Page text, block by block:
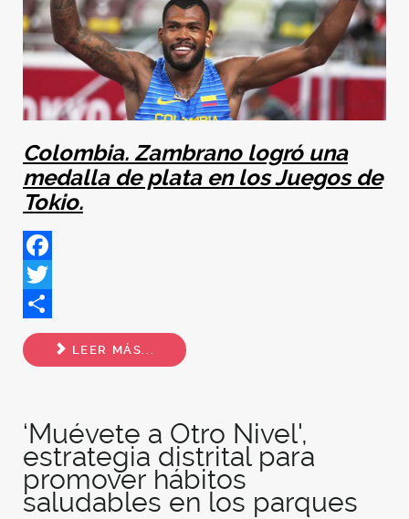
Colombia. Zambrano logró una
medalla de plata en los Juegos de
Tokio.
Facebook
Twitter
Share
LEER MÁS...
‘Muévete a Otro Nivel',
estrategia distrital para
promover hábitos
saludables en los parques